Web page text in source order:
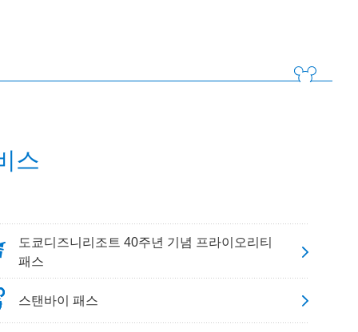
스
도쿄디즈니리조트 40주년 기념 프라이오리티
패스
스탠바이 패스